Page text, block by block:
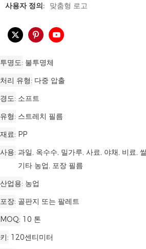
사용자 정의:
맞춤형 로고
투명도 불투명체
처리 유형 다중 압출
경도 소프트
유형 스트레치 필름
재료 PP
사용 과일, 옥수수, 밀가루, 사료, 야채, 비료,
기타 농업, 포장 필름
산업용 농업
포장 골판지 또는 팔레트
MOQ 10 톤
키 120센티미터